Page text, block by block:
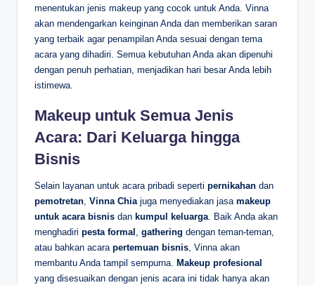
menentukan jenis makeup yang cocok untuk Anda. Vinna
akan mendengarkan keinginan Anda dan memberikan saran
yang terbaik agar penampilan Anda sesuai dengan tema
acara yang dihadiri. Semua kebutuhan Anda akan dipenuhi
dengan penuh perhatian, menjadikan hari besar Anda lebih
istimewa.
Makeup untuk Semua Jenis
Acara: Dari Keluarga hingga
Bisnis
Selain layanan untuk acara pribadi seperti pernikahan dan
pemotretan, Vinna Chiajuga menyediakan jasa makeup
untuk acara bisnis dan kumpul keluarga. Baik Anda akan
menghadiri pesta formal , gathering dengan teman-teman,
atau bahkan acara pertemuan bisnis, Vinna akan
membantu Anda tampil sempurna. Makeup profesional
yang disesuaikan dengan jenis acara ini tidak hanya akan